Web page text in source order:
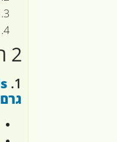
2 המלצות לאבקת חלבון חיטה מאתר
1.
גרם